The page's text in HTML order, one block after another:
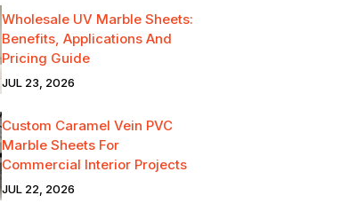
Wholesale UV Marble Sheets:
Benefits, Applications And
Pricing Guide
JUL 23, 2026
Custom Caramel Vein PVC
Marble Sheets For
Commercial Interior Projects
JUL 22, 2026